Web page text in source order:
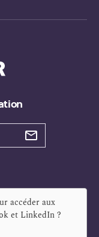
accéder aux
et LinkedIn?